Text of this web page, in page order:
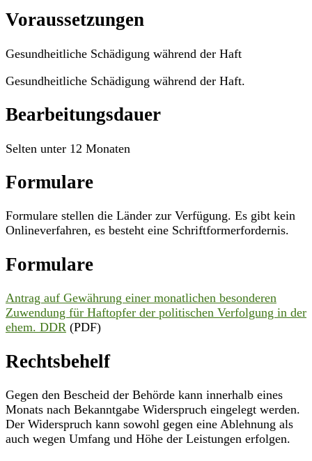
Voraussetzungen
Gesundheitliche Schädigung während der Haft
Gesundheitliche Schädigung während der Haft.
Bearbeitungsdauer
Selten unter 12 Monaten
Formulare
Formulare stellen die Länder zur Verfügung. Es gibt kein
Onlineverfahren, es besteht eine Schriftformerfordernis.
Formulare
Antrag auf Gewährung einer monatlichen besonderen
Zuwendung für Haftopfer der politischen Verfolgung in der
ehem. DDR (PDF)
Rechtsbehelf
Gegen den Bescheid der Behörde kann innerhalb eines
Monats nach Bekanntgabe Widerspruch eingelegt werden.
Der Widerspruch kann sowohl gegen eine Ablehnung als
auch wegen Umfang und Höhe der Leistungen erfolgen.